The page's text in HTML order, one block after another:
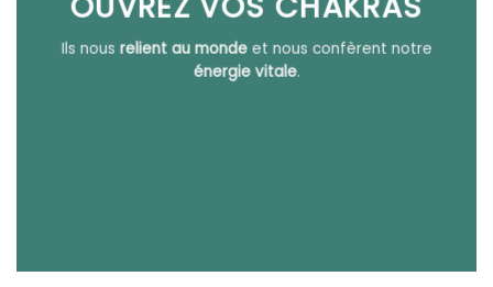
Ils nous relient au mondeet nous confèrent notre
énergie vitale.